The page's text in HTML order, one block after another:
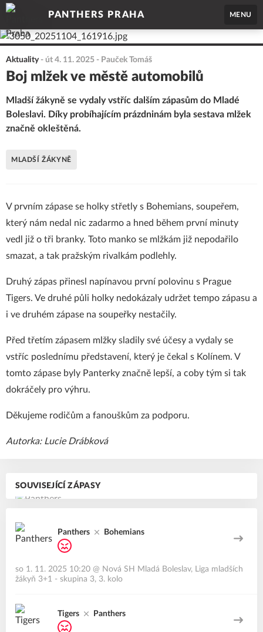
PANTHERS PRAHA MENU
SOUVISEJÍCÍ ZÁPASY
Panthers Bohemians
so 1. 11. 2025 10:20 @ Nová SH Mladá Boleslav, Liga mladších
žákyň 3+1 - skupina 3, 3. kolo
Tigers Panthers
Aktuality - út 4. 11. 2025 - Pauček Tomáš
Boj mlžek ve městě automobilů
Mladší žákyně se vydaly vstříc dalším zápasům do Mladé
Boleslavi. Díky probíhajícím prázdninám byla sestava mlžek
značně okleštěná.
MLADŠÍ ŽÁKYNĚ
V prvním zápase se holky střetly s Bohemians, soupeřem,
který nám nedal nic zadarmo a hned během první minuty
vedl již o tři branky. Toto manko se mlžkám již nepodařilo
smazat, a tak pražským rivalkám podlehly.
Druhý zápas přinesl napínavou první polovinu s Prague
Tigers. Ve druhé půli holky nedokázaly udržet tempo zápasu a
i ve druhém zápase na soupeřky nestačily.
Před třetím zápasem mlžky sladily své účesy a vydaly se
vstříc poslednímu představení, který je čekal s Kolínem. V
tomto zápase byly Panterky značně lepší, a coby tým si tak
dokráčely pro výhru.
Děkujeme rodičům a fanouškům za podporu.
Autorka: Lucie Drábková